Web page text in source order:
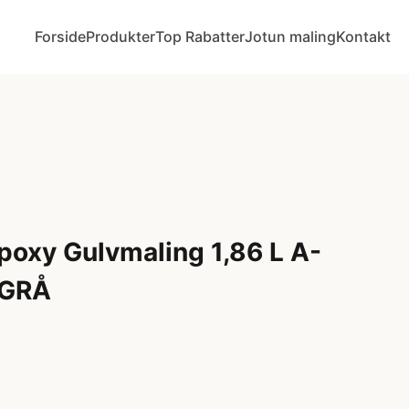
ForsideProdukterTop RabatterJotun malingKontakt
Gulvmaling 1,86 L A-